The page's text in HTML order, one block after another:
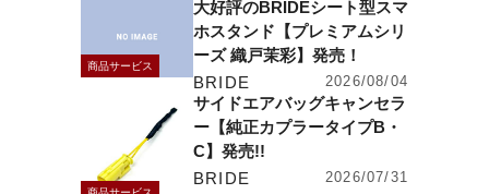
商品サービス
大好評のBRIDEシート型スマ
ホスタンド【プレミアムシリ
ーズ 織戸茉彩】発売！
BRIDE
2026/08/04
サイドエアバッグキャンセラ
ー【純正カプラータイプB・
C】発売!!
BRIDE
2026/07/31